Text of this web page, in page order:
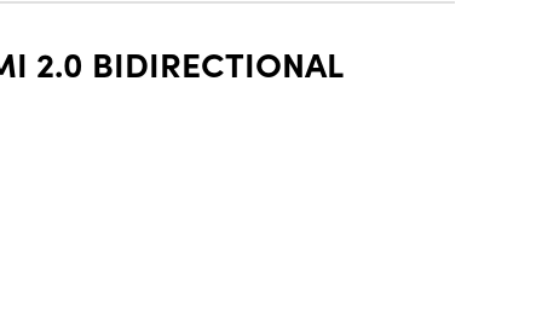
2.0 BIDIRECTIONAL